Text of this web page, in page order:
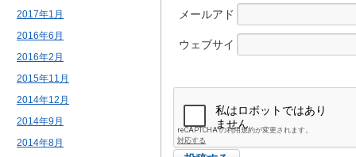
2017年1月
2016年6月
2016年2月
2015年11月
2014年12月
2014年9月
2014年8月
メールアド
ウェブサイ